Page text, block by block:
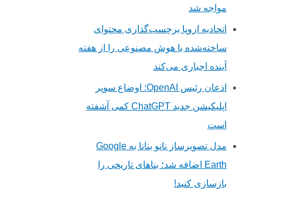
مواجه شد
اتحادیه اروپا برچسب‌گذاری محتوای
ساخته‌شده با هوش مصنوعی را از هفته
آینده اجباری می‌کند
اذعان رئیس OpenAI: اوضاع سوپر
اپلیکیشن جدید ChatGPT کمی آشفته
است
مدل تصویرساز نانو بنانا به Google
Earth اضافه شد؛ بناهای تاریخی را
بازسازی کنید!